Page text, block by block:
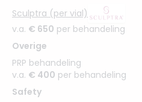
Sculptra (per vial)
v.a. € 650 per behandeling
Overige
PRP behandeling
v.a. € 400 per behandeling
Safety